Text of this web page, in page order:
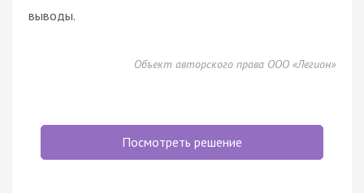
выводы.
Объект авторского права ООО «Легион»
Посмотреть решение